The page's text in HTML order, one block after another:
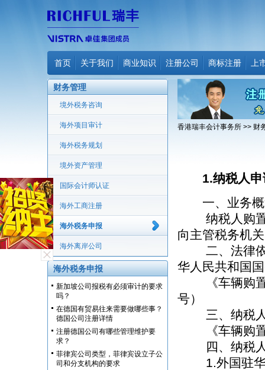
首页 关于我们 商业知识 注册公司 商标注册 上
财务管理
境外税务咨询
海外项目审计
海外税务规划
境外资产管理
国际会计师认证
海外工商注册
海外税务申报
海外离岸公司
海外税务申报
新加坡公司报税有必须审计的要求
吗？
在德国有贸易往来需要做哪些事？
德国公司注册详情
注册德国公司有哪些管理维护要
求？
菲律宾公司类型，菲律宾设立子公
司和分支机构的要求
香港瑞丰会计事务所 >> 财
1.纳税人
一、业务概
纳税人购置
向主管税务机
二、法律依
华人民共和国
《车辆购置
号）
三、纳税人
《车辆购置
四、纳税人
1.外国驻华